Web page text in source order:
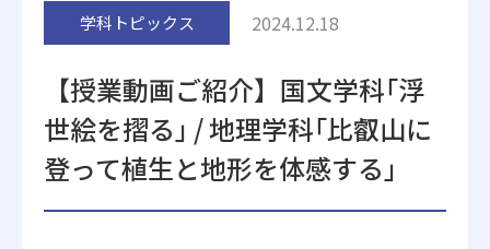
附属施設
受験生の方へ 在学生の方へ
学科トピックス 2024.12.18
【授業動画ご紹介】国文学科｢浮
世絵を摺る｣ / 地理学科｢比叡山に
登って植生と地形を体感する｣